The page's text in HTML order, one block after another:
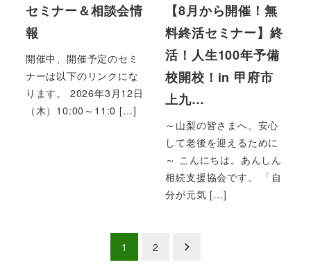
セミナー＆相談会情
報
開催中、開催予定のセミ
ナーは以下のリンクにな
ります。 2026年3月12日
（木）10:00～11:0 […]
【8月から開催！無
料終活セミナー】終
活！人生100年予備
校開校！in 甲府市
上九…
～山梨の皆さまへ、安心
して老後を迎えるために
～ こんにちは。あんしん
相続支援協会です。 「自
分が元気 […]
1 2